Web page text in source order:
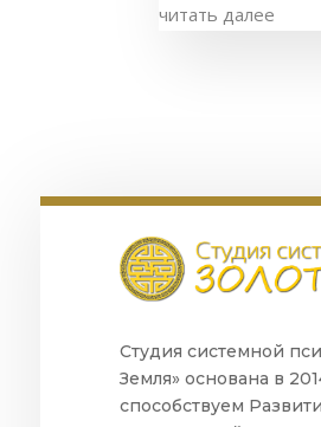
читать далее
Студия системной
Земля» основана в
способствуем